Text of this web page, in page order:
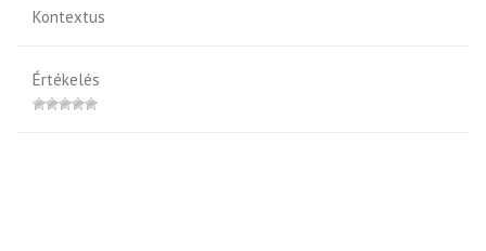
Kontextus
Értékelés